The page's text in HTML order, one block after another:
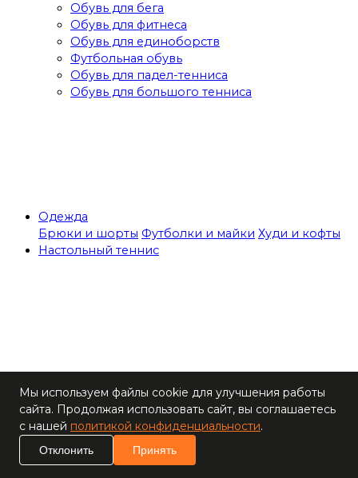
Обувь для бега
Обувь для фитнеса
Обувь для единоборств
Футбольная обувь
Обувь для падел-тенниса
Обувь для большого тенниса
Одежда
Брюки и шорты Футболки и майки Худи и кофты
Настольный теннис
Теннисные столы
Ракетки
Накладки для
ракеток
Мы используем файлы cookie для улучшения работы
сайта. Продолжая использовать сайт, вы соглашаетесь
с нашей политикой конфиденциальности.
Отклонить Принять